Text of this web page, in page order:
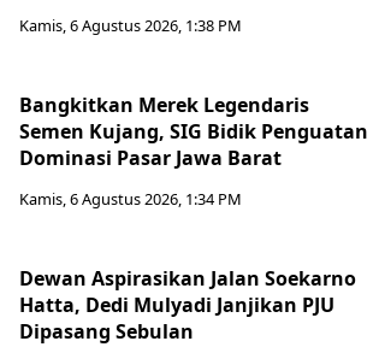
Kamis, 6 Agustus 2026, 1:38 PM
Bangkitkan Merek Legendaris
Semen Kujang, SIG Bidik Penguatan
Dominasi Pasar Jawa Barat
Kamis, 6 Agustus 2026, 1:34 PM
Dewan Aspirasikan Jalan Soekarno
Hatta, Dedi Mulyadi Janjikan PJU
Dipasang Sebulan